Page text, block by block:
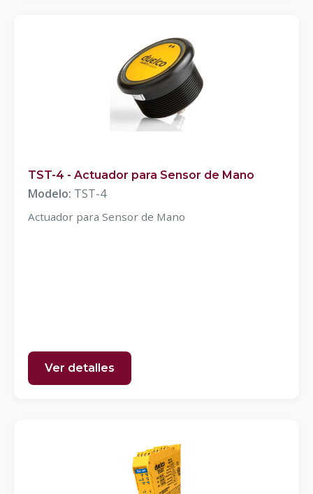
TST-4 - Actuador para Sensor de Mano
Modelo: TST-4
Actuador para Sensor de Mano
Ver detalles